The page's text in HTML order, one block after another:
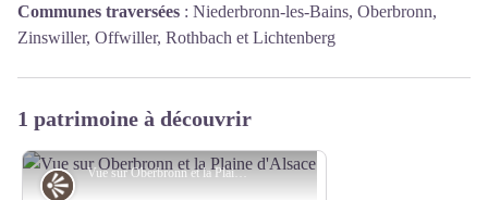
Communes traversées : Niederbronn-les-Bains, Oberbronn,
Zinswiller, Offwiller, Rothbach et Lichtenberg
1 patrimoine à découvrir
Vue sur Oberbronn et la Plaine d'Alsace - A. Dorschner
Point de vue